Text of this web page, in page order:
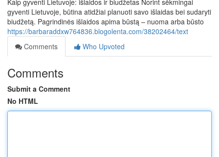
Kaip gyventi Lietuvoje: išlaidos ir biudžetas Norint sėkmingai
gyventi Lietuvoje, būtina atidžiai planuoti savo išlaidas bei sudaryti
biudžetą. Pagrindinės išlaidos apima būstą – nuoma arba būsto
https://barbaraddxw764836.blogolenta.com/38202464/text
Comments
Who Upvoted
Comments
Submit a Comment
No HTML